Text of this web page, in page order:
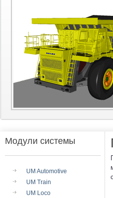
Модули системы
UM Automotive
UM Train
UM Loco